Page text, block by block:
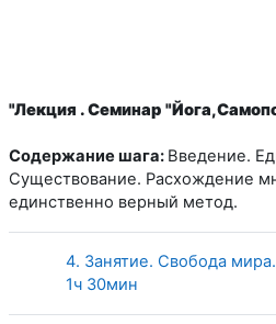
"Лекция . Семинар
Содержание шага: Введение.
Существование. Расхождение
единственно верный метод.
4. Занятие. Свобода
1ч 30мин